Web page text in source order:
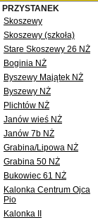
PRZYSTANEK
Skoszewy
Skoszewy (szkoła)
Stare Skoszewy 26 NŻ
Boginia NŻ
Byszewy Majątek NŻ
Byszewy NŻ
Plichtów NŻ
Janów wieś NŻ
Janów 7b NŻ
Grabina/Lipowa NŻ
Grabina 50 NŻ
Bukowiec 61 NŻ
Kalonka Centrum Ojca
Pio
Kalonka II